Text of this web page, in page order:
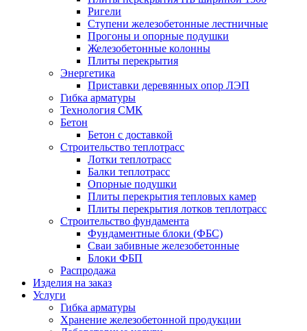
Ригели
Ступени железобетонные лестничные
Прогоны и опорные подушки
Железобетонные колонны
Плиты перекрытия
Энергетика
Приставки деревянных опор ЛЭП
Гибка арматуры
Технология СМК
Бетон
Бетон с доставкой
Строительство теплотрасс
Лотки теплотрасс
Балки теплотрасс
Опорные подушки
Плиты перекрытия тепловых камер
Плиты перекрытия лотков теплотрасс
Строительство фундамента
Фундаментные блоки (ФБС)
Сваи забивные железобетонные
Блоки ФБП
Распродажа
Изделия на заказ
Услуги
Гибка арматуры
Хранение железобетонной продукции